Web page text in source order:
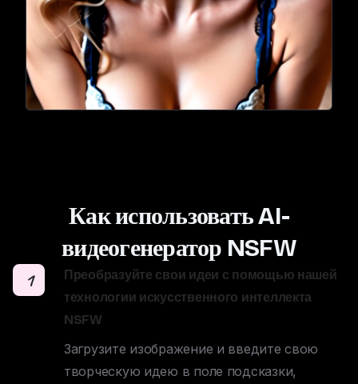
Как использовать AI-
видеогенератор NSFW
1
Преобразуйте свои идеи с помощью нашей
технологии искусственного интеллекта
NSFW
Загрузите изображение и введите свою
творческую идею в поле подсказки,